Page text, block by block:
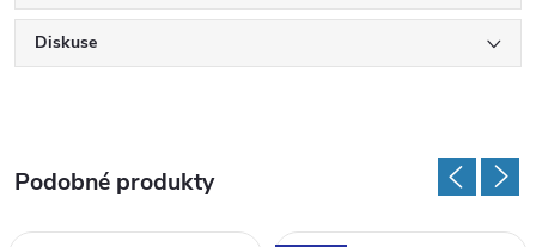
Diskuse